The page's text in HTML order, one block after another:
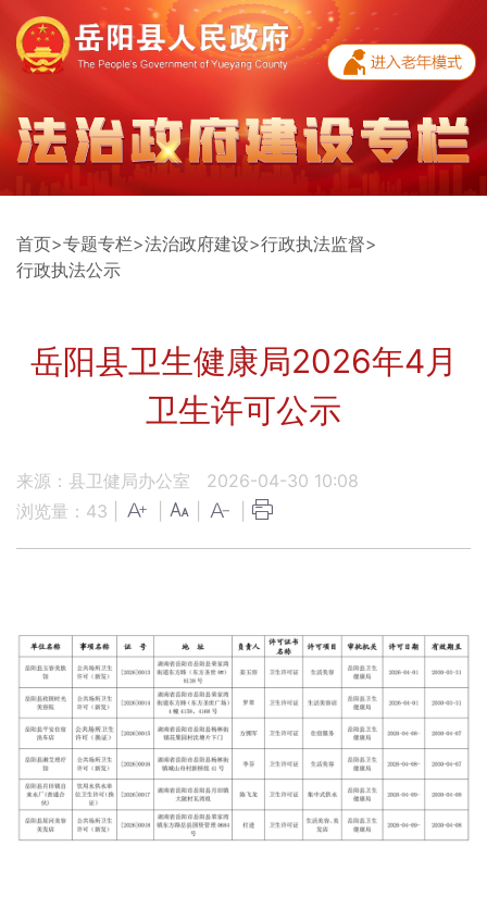
首页>专题专栏>法治政府建设>行政执法监督>
行政执法公示
岳阳县卫生健康局2026年4月
卫生许可公示
来源：县卫健局办公室
2026-04-30 10:08
浏览量： 43